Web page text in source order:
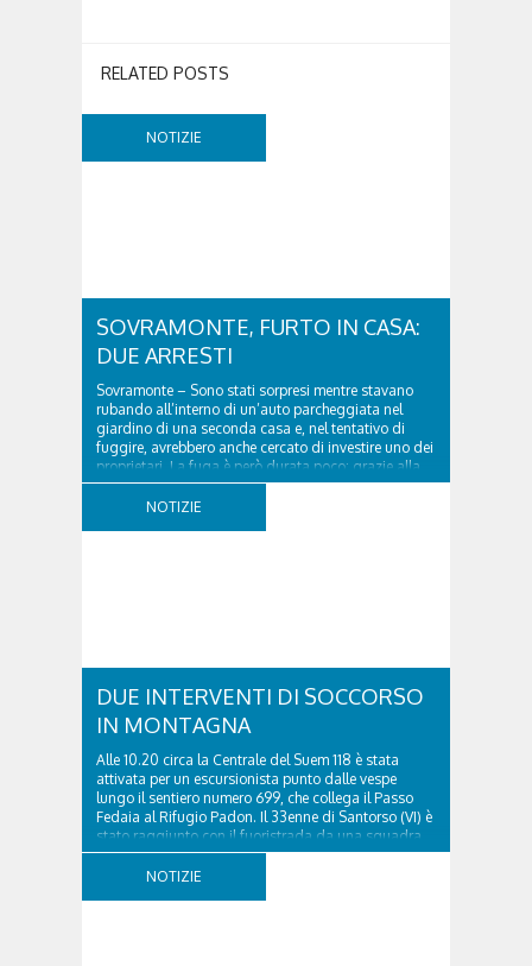
RELATED POSTS
NOTIZIE
SOVRAMONTE, FURTO IN CASA:
DUE ARRESTI
Sovramonte – Sono stati sorpresi mentre stavano
rubando all’interno di un’auto parcheggiata nel
giardino di una seconda casa e, nel tentativo di
fuggire, avrebbero anche cercato di investire uno dei
proprietari. La fuga è però durata poco: grazie alla
tempestiva chiamata al 112 e all’intervento...
NOTIZIE
DUE INTERVENTI DI SOCCORSO
IN MONTAGNA
Alle 10.20 circa la Centrale del Suem 118 è stata
attivata per un escursionista punto dalle vespe
lungo il sentiero numero 699, che collega il Passo
Fedaia al Rifugio Padon. Il 33enne di Santorso (VI) è
stato raggiunto con il fuoristrada da una squadra
del Soccorso alpino della Val Pettorina...
NOTIZIE